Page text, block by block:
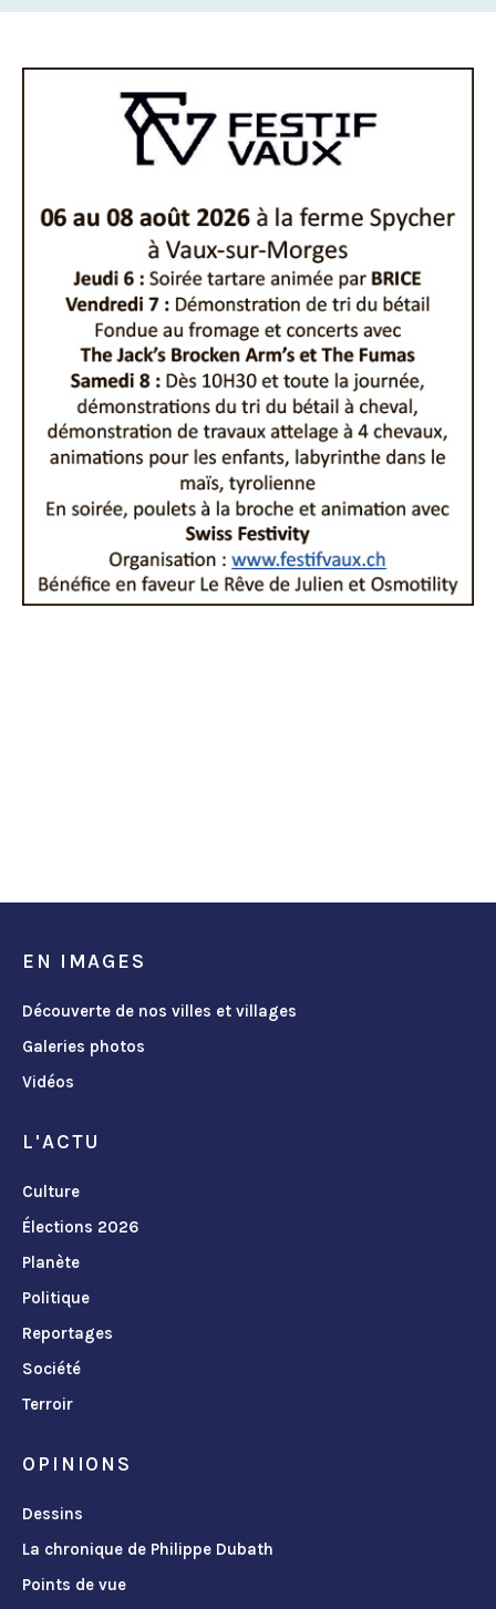
EN IMAGES
Découverte de nos villes et villages
Galeries photos
Vidéos
L'ACTU
Culture
Élections 2026
Planète
Politique
Reportages
Société
Terroir
OPINIONS
Dessins
La chronique de Philippe Dubath
Points de vue